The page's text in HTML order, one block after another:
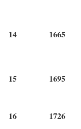
14 1665
15 1695
16 1726